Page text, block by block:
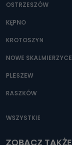
OSTRZESZÓW
KĘPNO
KROTOSZYN
NOWE SKALMIERZYCE
PLESZEW
RASZKÓW
WSZYSTKIE
ZOBACZ TAKŻE